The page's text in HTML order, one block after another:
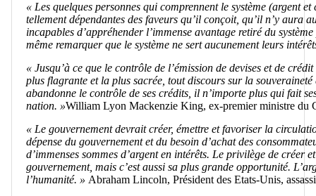
« Les quelques personnes qui comprennent le système (argent
tellement dépendantes des faveurs qu’il conçoit, qu’il n’y aura
incapables d’appréhender l’immense avantage retiré du
même remarquer que le système ne sert aucunement leurs
« Jusqu’à ce que le contrôle de l’émission de devises et de
plus flagrante et la plus sacrée, tout discours sur la
abandonne le contrôle de ses crédits, il n’importe plus qui fait
nation. »William Lyon Mackenzie King, ex-premier ministre du
« Le gouvernement devrait créer, émettre et favoriser la
dépense du gouvernement et du besoin d’achat des
d’immenses sommes d’argent en intérêts. Le privilège de créer
gouvernement, mais c’est aussi sa plus grande opportunité.
l’humanité. » Abraham Lincoln, Président des Etats-Unis,